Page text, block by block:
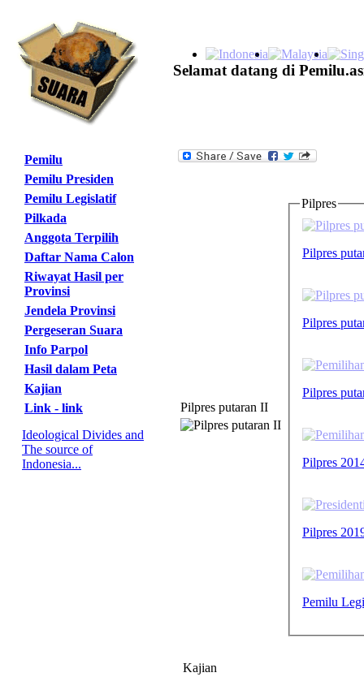
Selamat datang di
Pemilu
Pemilu Presiden
Pemilu Legislatif
Pilkada
Anggota Terpilih
Daftar Nama Calon
Riwayat Hasil per
Provinsi
Jendela Provinsi
Pergeseran Suara
Info Parpol
Hasil dalam Peta
Kajian
Link - link
Ideological Divides and
The source of
Indonesia...
Pilpres putaran II
Pilpres
Pilpres
Pilpres
Pilpres
Pilpres
Pilpres
Pemilu
Kajian